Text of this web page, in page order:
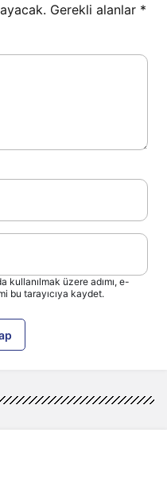
Gerekli alanlar *
kullanılmak üzere adımı, e-
bu tarayıcıya kaydet.